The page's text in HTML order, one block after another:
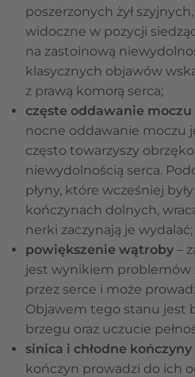
poszerzonych żył
widoczne w pozycji
na zastoinową
klasycznych objawów
z prawą komorą serca;
częste oddawanie
nocne oddawanie moczu
często towarzyszy
niewydolnością serca.
płyny, które wcześniej
kończynach dolnych,
nerki zaczynają je wydalać;
powiększenie wątroby –
jest wynikiem problemów
przez serce i może
Objawem tego stanu jest
brzegu oraz uczucie
sinica i chłodne kończyny
kończyn prowadzi do ich